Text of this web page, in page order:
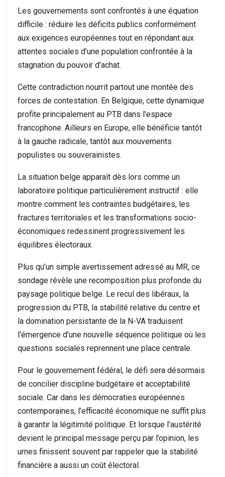
Les gouvernements sont confrontés à une équation
difficile : réduire les déficits publics conformément
aux exigences européennes tout en répondant aux
attentes sociales d’une population confrontée à la
stagnation du pouvoir d’achat.
Cette contradiction nourrit partout une montée des
forces de contestation. En Belgique, cette dynamique
profite principalement au PTB dans l’espace
francophone. Ailleurs en Europe, elle bénéficie tantôt
à la gauche radicale, tantôt aux mouvements
populistes ou souverainistes.
La situation belge apparaît dès lors comme un
laboratoire politique particulièrement instructif : elle
montre comment les contraintes budgétaires, les
fractures territoriales et les transformations socio-
économiques redessinent progressivement les
équilibres électoraux.
Plus qu’un simple avertissement adressé au MR, ce
sondage révèle une recomposition plus profonde du
paysage politique belge. Le recul des libéraux, la
progression du PTB, la stabilité relative du centre et
la domination persistante de la N-VA traduisent
l’émergence d’une nouvelle séquence politique où les
questions sociales reprennent une place centrale.
Pour le gouvernement fédéral, le défi sera désormais
de concilier discipline budgétaire et acceptabilité
sociale. Car dans les démocraties européennes
contemporaines, l’efficacité économique ne suffit plus
à garantir la légitimité politique. Et lorsque l’austérité
devient le principal message perçu par l’opinion, les
urnes finissent souvent par rappeler que la stabilité
financière a aussi un coût électoral.